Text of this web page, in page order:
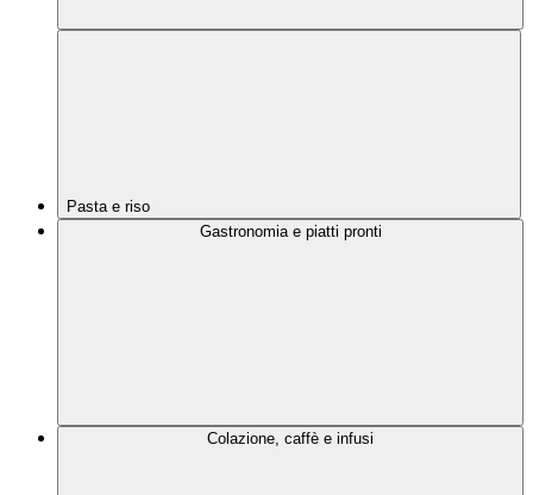
Pasta e riso
Gastronomia e piatti pronti
Colazione, caffè e infusi